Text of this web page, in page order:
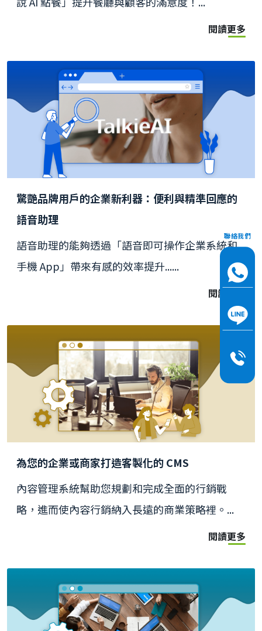
閱讀更多
驚艷品牌用戶的企業新利器：便利與精準回應的
語音助理
語音助理的能夠透過「語音即可操作企業系統和
手機 App」帶來有感的效率提升......
閱讀更多
為您的企業或商家打造客製化的 CMS
內容管理系統幫助您規劃和完成全面的行銷戰
略，進而使內容行銷納入長遠的商業策略裡。...
閱讀更多
聯絡我們